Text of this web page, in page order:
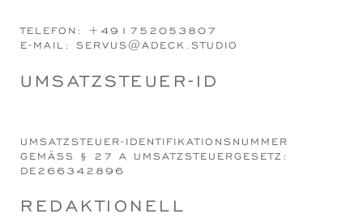
TELEFON: +491752053807
E-MAIL: SERVUS@ADECK.STUDIO
UMSATZSTEUER-ID
UMSATZSTEUER-IDENTIFIKATIONSNUMMER
GEMÄSS § 27 A UMSATZSTEUERGESETZ:
DE266342896
REDAKTIONELL